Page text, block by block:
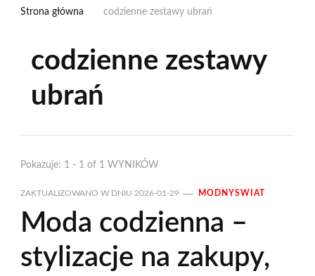
Strona główna codzienne zestawy ubrań
codzienne zestawy
ubrań
Pokazuje: 1 - 1 of 1 WYNIKÓW
ZAKTUALIZOWANO W DNIU 2026-01-29 MODNYSWIAT
Moda codzienna –
stylizacje na zakupy,